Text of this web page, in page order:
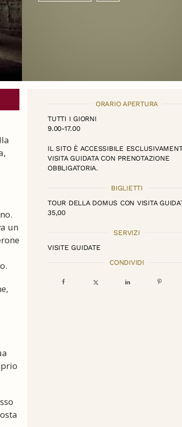
un
ORARIO APERTURA
TUTTI I GIORNI
9.00-17.00
IL SITO È ACCESSIBILE
VISITA GUIDATA CON PRENOTAZIONE
OBBLIGATORIA.
BIGLIETTI
TOUR DELLA DOMUS CON VISITA
35,00
SERVIZI
VISITE GUIDATE
CONDIVIDI